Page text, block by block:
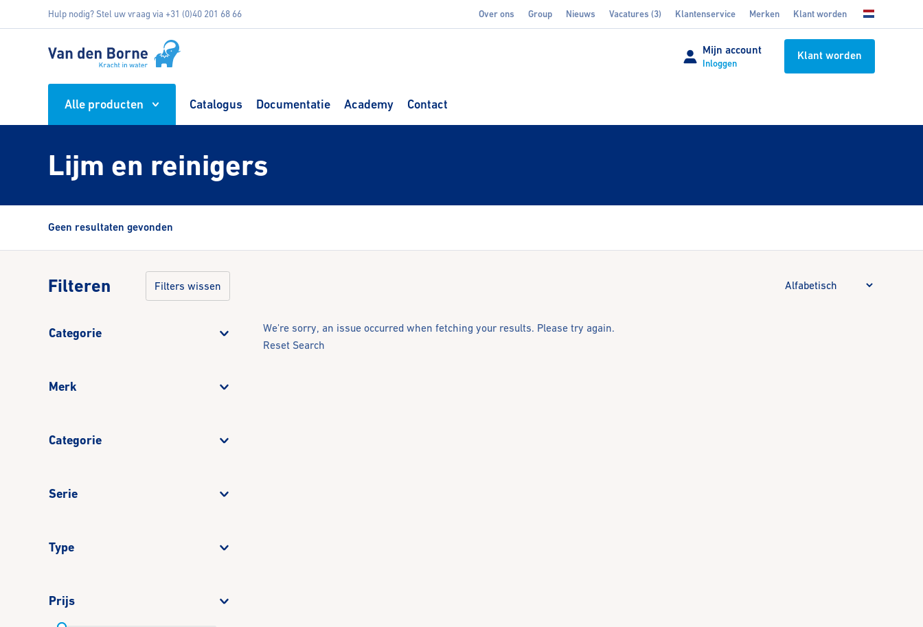
Hulp nodig? Stel uw vraag via +31 (0)40 201 68 66 Over ons Group Nieuws Vacatures (3) Klantenservice Merken Klant worden
Mijn account
Inloggen
Klant worden
Alle producten Catalogus Documentatie Academy Contact
Lijm en reinigers
Geen resultaten gevonden
Filteren Filters wissen
Categorie
Merk
Categorie
Serie
Type
Prijs
We're sorry, an issue occurred when fetching your results. Please try again.
Reset Search